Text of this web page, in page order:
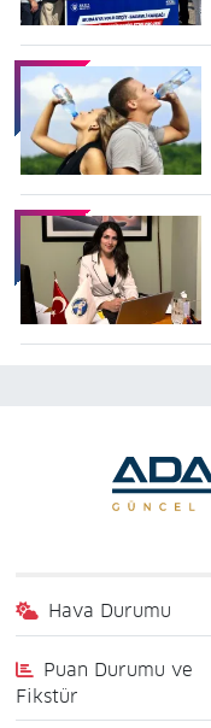
Hava Durumu
Puan Durumu ve
Fikstür